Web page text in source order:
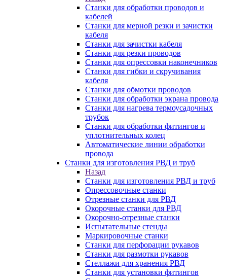
Станки для обработки проводов и
кабелей
Станки для мерной резки и зачистки
кабеля
Станки для зачистки кабеля
Станки для резки проводов
Станки для опрессовки наконечников
Станки для гибки и скручивания
кабеля
Станки для обмотки проводов
Станки для обработки экрана провода
Станки для нагрева термоусадочных
трубок
Станки для обработки фитингов и
уплотнительных колец
Автоматические линии обработки
провода
Станки для изготовления РВД и труб
Назад
Станки для изготовления РВД и труб
Опрессовочные станки
Отрезные станки для РВД
Окорочные станки для РВД
Окорочно-отрезные станки
Испытательные стенды
Маркировочные станки
Станки для перфорации рукавов
Станки для размотки рукавов
Стеллажи для хранения РВД
Станки для установки фитингов